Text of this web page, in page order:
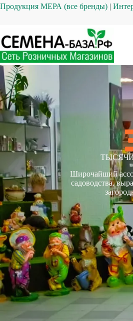
Продукция МЕРА (все бренды) |
СЕМЕНА-БАЗА.РФ
Широчайший
садоводства,